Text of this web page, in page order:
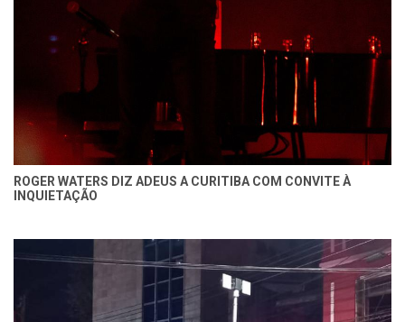
ROGER WATERS DIZ ADEUS A CURITIBA COM CONVITE À
INQUIETAÇÃO